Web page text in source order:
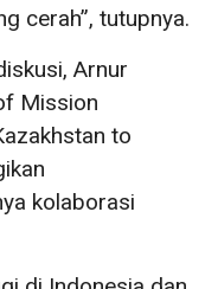
cerah”, tutupnya.
Arnur
Mission
to
kolaborasi